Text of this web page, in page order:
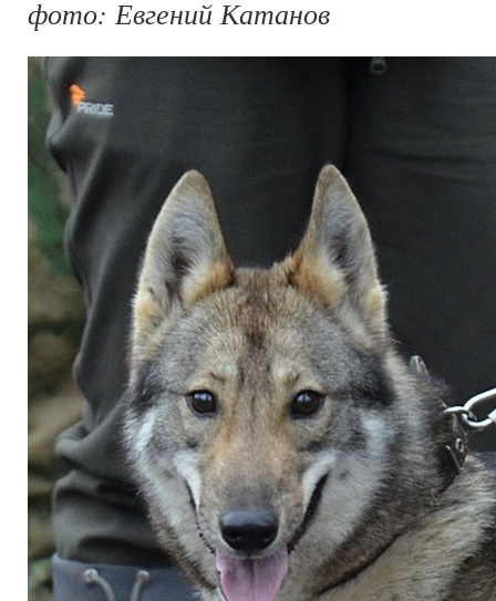
фото: Евгений Катанов